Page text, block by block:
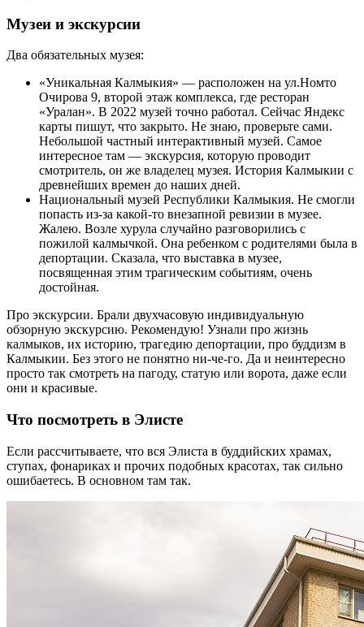
Музеи и экскурсии
Два обязательных музея:
«Уникальная Калмыкия» — расположен на ул.Номто
Очирова 9, второй этаж комплекса, где ресторан
«Уралан». В 2022 музей точно работал. Сейчас Яндекс
карты пишут, что закрыто. Не знаю, проверьте сами.
Небольшой частный интерактивный музей. Самое
интересное там — экскурсия, которую проводит
смотритель, он же владелец музея. История Калмыкии с
древнейших времен до наших дней.
Национальный музей Республики Калмыкия. Не смогли
попасть из-за какой-то внезапной ревизии в музее.
Жалею. Возле хурула случайно разговорились с
пожилой калмычкой. Она ребенком с родителями была в
депортации. Сказала, что выставка в музее,
посвященная этим трагическим событиям, очень
достойная.
Про экскурсии. Брали двухчасовую индивидуальную
обзорную экскурсию. Рекомендую! Узнали про жизнь
калмыков, их историю, трагедию депортации, про буддизм в
Калмыкии. Без этого не понятно ни-че-го. Да и неинтересно
просто так смотреть на пагоду, статую или ворота, даже если
они и красивые.
Что посмотреть в Элисте
Если рассчитываете, что вся Элиста в буддийских храмах,
ступах, фонариках и прочих подобных красотах, так сильно
ошибаетесь. В основном там так.